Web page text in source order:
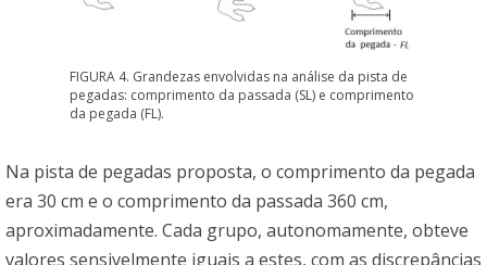
FIGURA 4. Grandezas envolvidas na análise da pista de
pegadas: comprimento da passada (SL) e comprimento
da pegada (FL).
Na pista de pegadas proposta, o comprimento da pegada
era 30 cm e o comprimento da passada 360 cm,
aproximadamente. Cada grupo, autonomamente, obteve
valores sensivelmente iguais a estes, com as discrepâncias